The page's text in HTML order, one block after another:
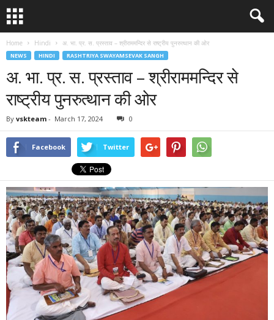
Home Hindi अ. भा. प्र. स. प्रस्ताव – श्रीराममन्दिर से राष्ट्रीय पुनरुत्थान की ओर
NEWS HINDI RASHTRIYA SWAYAMSEVAK SANGH
अ. भा. प्र. स. प्रस्ताव – श्रीराममन्दिर से
राष्ट्रीय पुनरुत्थान की ओर
By vskteam - March 17, 2024 0
Facebook Twitter